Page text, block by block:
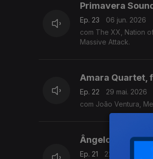
Primavera
Ep. 23
06 jun. 2026
com The XX, Nation
Massive Attack.
Amara Quartet,
Ep. 22
29 mai. 2026
com João Ventura,
Ângelo Barbosa,
Ep. 21
22 mai. 2026